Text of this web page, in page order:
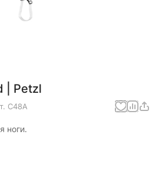
| Petzl
C48A
ноги.